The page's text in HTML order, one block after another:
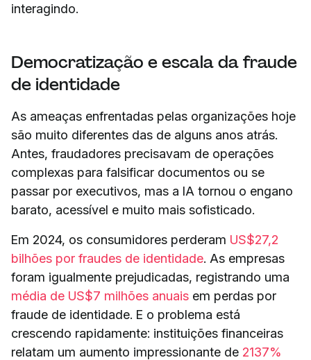
interagindo.
Democratização e escala da fraude
de identidade
As ameaças enfrentadas pelas organizações hoje
são muito diferentes das de alguns anos atrás.
Antes, fraudadores precisavam de operações
complexas para falsificar documentos ou se
passar por executivos, mas a IA tornou o engano
barato, acessível e muito mais sofisticado.
Em 2024, os consumidores perderam US$27,2
bilhões por fraudes de identidade. As empresas
foram igualmente prejudicadas, registrando uma
média de US$7 milhões anuais em perdas por
fraude de identidade. E o problema está
crescendo rapidamente: instituições financeiras
relatam um aumento impressionante de 2137%